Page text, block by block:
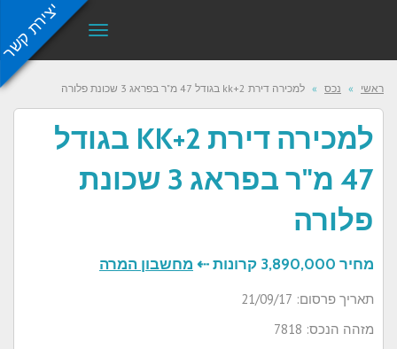
תפריט
ראשי » נכס » למכירה דירת 2+kk בגודל 47 מ"ר בפראג 3 שכונת פלורה
למכירה דירת 2+KK בגודל
47 מ"ר בפראג 3 שכונת
פלורה
מחיר 3,890,000 קרונות ⇠ מחשבון המרה
תאריך פרסום: 21/09/17
מזהה הנכס: 7818
יצירת קשר